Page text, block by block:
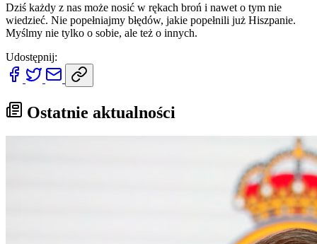
Dziś każdy z nas może nosić w rękach broń i nawet o tym nie
wiedzieć. Nie popełniajmy błędów, jakie popełnili już Hiszpanie.
Myślmy nie tylko o sobie, ale też o innych.
Udostępnij:
Ostatnie aktualności